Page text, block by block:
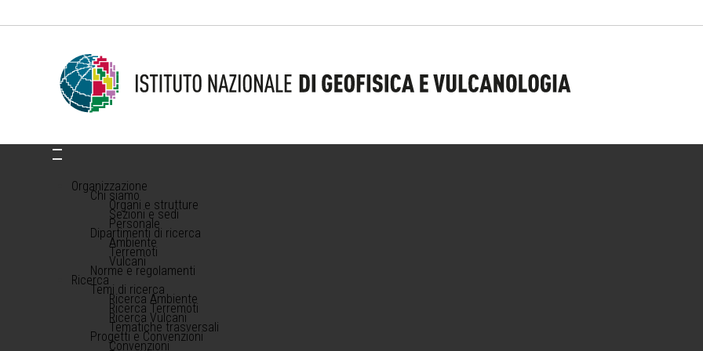
Organizzazione
Chi siamo
Organi e strutture
Sezioni e sedi
Personale
Dipartimenti di ricerca
Ambiente
Terremoti
Vulcani
Norme e regolamenti
Ricerca
Temi di ricerca
Ricerca Ambiente
Ricerca Terremoti
Ricerca Vulcani
Tematiche trasversali
Progetti e Convenzioni
Convenzioni